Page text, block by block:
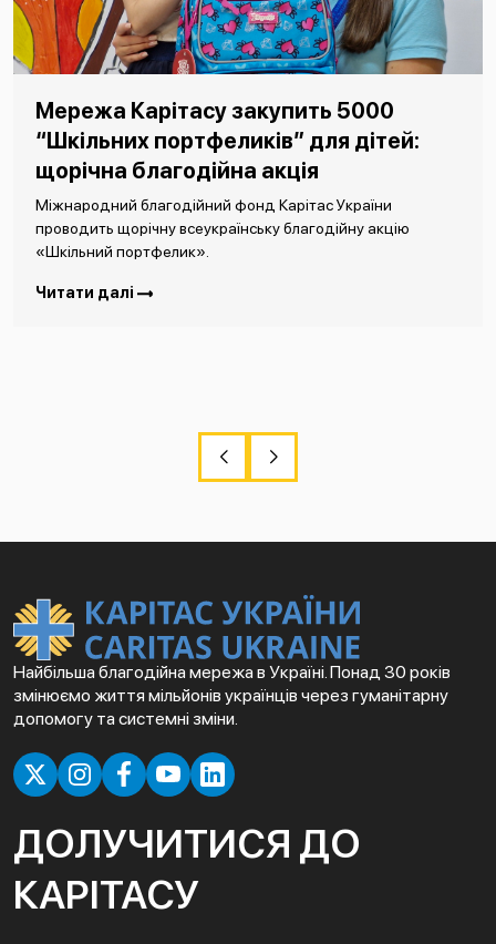
Мережа Карітасу закупить 5000
“Шкільних портфеликів” для дітей:
щорічна благодійна акція
Міжнародний благодійний фонд Карітас України
проводить щорічну всеукраїнську благодійну акцію
«Шкільний портфелик».
Читати далі
Найбільша благодійна мережа в Україні. Понад 30 років
змінюємо життя мільйонів українців через гуманітарну
допомогу та системні зміни.
ДОЛУЧИТИСЯ ДО
КАРІТАСУ